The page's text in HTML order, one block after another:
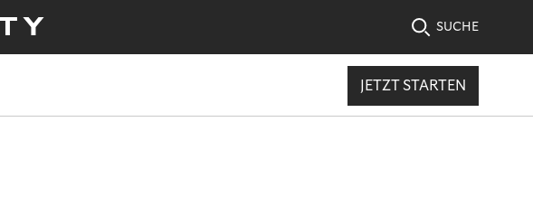
SUCHE
JETZT STARTEN